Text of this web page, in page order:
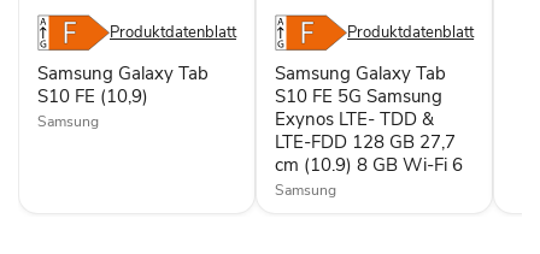
(10,9)
Produktdatenblatt
Samsung Galaxy Tab
S10 FE (10,9)
Samsung
5G
Samsung
Exynos
LTE-
TDD
&
LTE-
FDD
128
GB
27,7
Produktdatenblatt
Samsung Galaxy Tab
S10 FE 5G Samsung
Exynos LTE- TDD &
LTE-FDD 128 GB 27,7
cm (10.9) 8 GB Wi-Fi 6
Samsung